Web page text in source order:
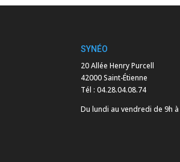
SYNÉO
20 Allée Henry Purcell
42000 Saint-Étienne
Tél :04.28.04.08.74
Du lundi au vendredi de 9h